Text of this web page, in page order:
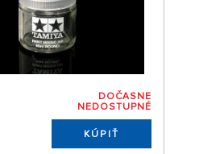
DOČASNE
NEDOSTUPNÉ
KÚPIŤ